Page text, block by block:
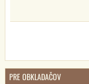
PRE OBKLADAČOV